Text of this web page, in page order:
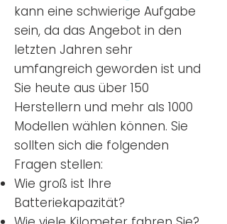
kann eine schwierige Aufgabe
sein, da das Angebot in den
letzten Jahren sehr
umfangreich geworden ist und
Sie heute aus über 150
Herstellern und mehr als 1000
Modellen wählen können. Sie
sollten sich die folgenden
Fragen stellen:
Wie groß ist Ihre
Batteriekapazität?